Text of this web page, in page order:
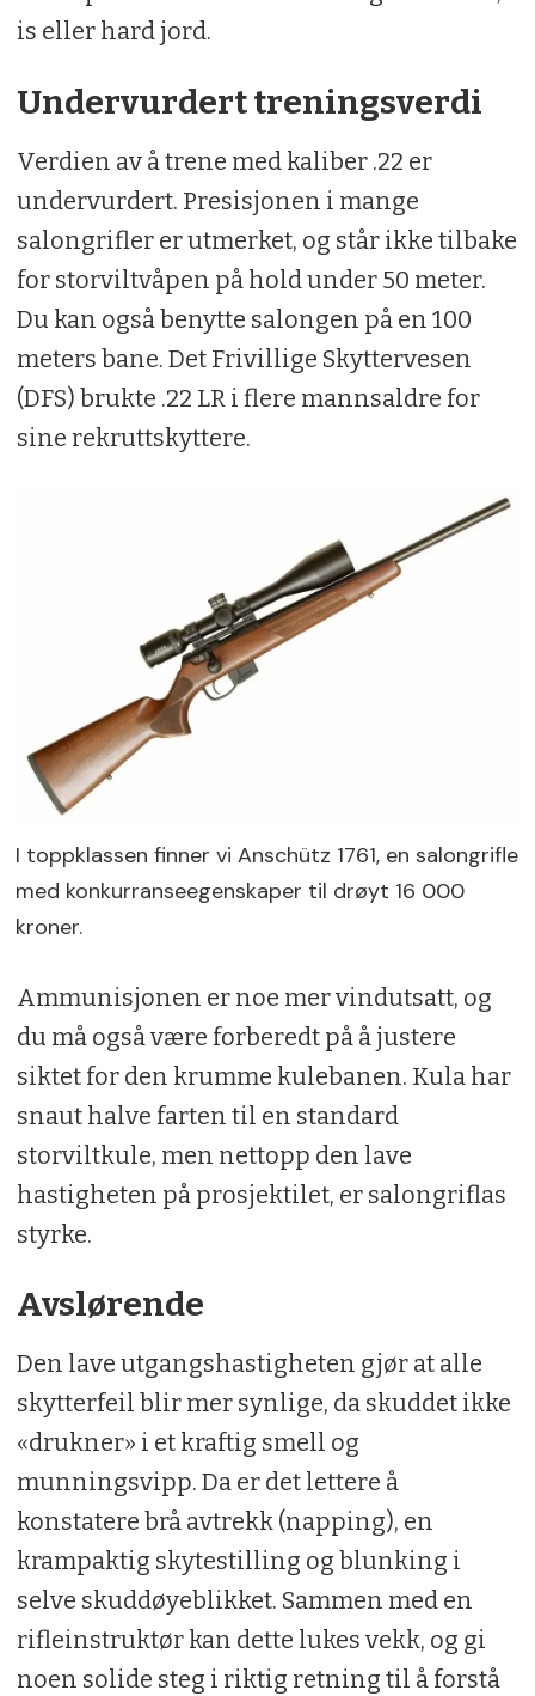
is eller hard jord.
Undervurdert treningsverdi
Verdien av å trene med kaliber .22 er
undervurdert. Presisjonen i mange
salongrifler er utmerket, og står ikke tilbake
for storviltvåpen på hold under 50 meter.
Du kan også benytte salongen på en 100
meters bane. Det Frivillige Skyttervesen
(DFS) brukte .22 LR i flere mannsaldre for
sine rekruttskyttere.
I toppklassen finner vi Anschütz 1761, en salongrifle
med konkurranseegenskaper til drøyt 16 000
kroner.
Ammunisjonen er noe mer vindutsatt, og
du må også være forberedt på å justere
siktet for den krumme kulebanen. Kula har
snaut halve farten til en standard
storviltkule, men nettopp den lave
hastigheten på prosjektilet, er salongriflas
styrke.
Avslørende
Den lave utgangshastigheten gjør at alle
skytterfeil blir mer synlige, da skuddet ikke
«drukner» i et kraftig smell og
munningsvipp. Da er det lettere å
konstatere brå avtrekk (napping), en
krampaktig skytestilling og blunking i
selve skuddøyeblikket. Sammen med en
rifleinstruktør kan dette lukes vekk, og gi
noen solide steg i riktig retning til å forstå